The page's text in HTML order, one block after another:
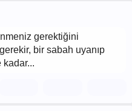
gerektiğini
bir sabah uyanıp
kadar...